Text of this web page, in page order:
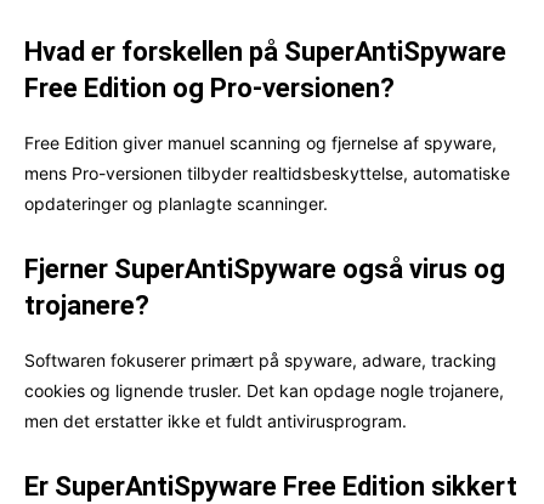
Hvad er forskellen på SuperAntiSpyware
Free Edition og Pro-versionen?
Free Edition giver manuel scanning og fjernelse af spyware,
mens Pro-versionen tilbyder realtidsbeskyttelse, automatiske
opdateringer og planlagte scanninger.
Fjerner SuperAntiSpyware også virus og
trojanere?
Softwaren fokuserer primært på spyware, adware, tracking
cookies og lignende trusler. Det kan opdage nogle trojanere,
men det erstatter ikke et fuldt antivirusprogram.
Er SuperAntiSpyware Free Edition sikkert